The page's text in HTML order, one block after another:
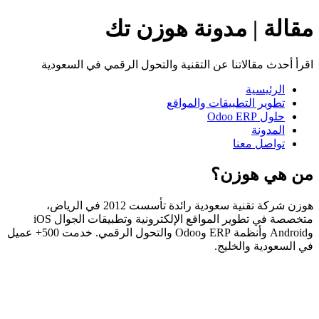
مقالة | مدونة هوزن تك
اقرأ أحدث مقالاتنا عن التقنية والتحول الرقمي في السعودية
الرئيسية
تطوير التطبيقات والمواقع
حلول Odoo ERP
المدونة
تواصل معنا
من هي هوزن؟
هوزن شركة تقنية سعودية رائدة تأسست 2012 في الرياض،
متخصصة في تطوير المواقع الإلكترونية وتطبيقات الجوال iOS
وAndroid وأنظمة ERP وOdoo والتحول الرقمي. خدمت 500+ عميل
في السعودية والخليج.